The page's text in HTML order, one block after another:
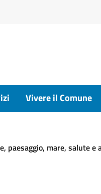
Vivere il Comune
paesaggio, mare, salute e